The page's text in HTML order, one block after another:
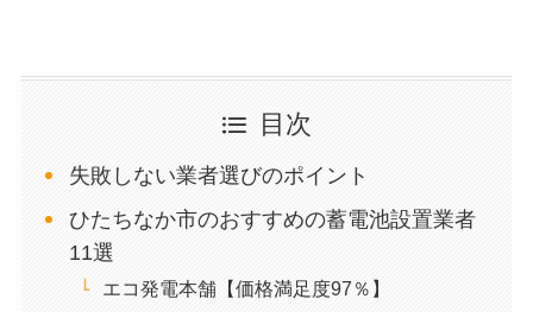
目次
失敗しない業者選びのポイント
ひたちなか市のおすすめの蓄電池設置業者
11選
エコ発電本舗【価格満足度97％】